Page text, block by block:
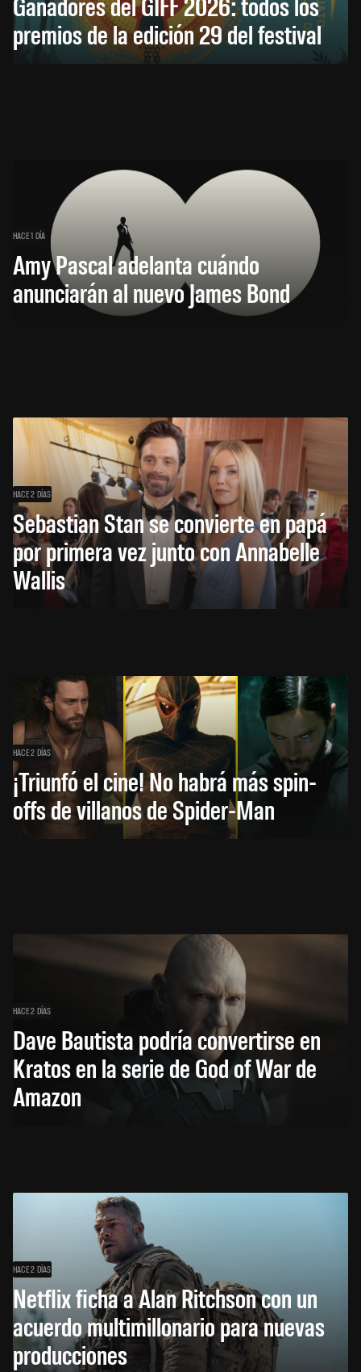
premios de la edición 29 del festival
HACE 1 DÍA
Amy Pascal adelanta cuándo
anunciarán al nuevo James Bond
HACE 2 DÍAS
Sebastian Stan se convierte en papá
por primera vez junto con Annabelle
Wallis
HACE 2 DÍAS
¡Triunfó el cine! No habrá más spin-
offs de villanos de Spider-Man
HACE 2 DÍAS
Dave Bautista podría convertirse en
Kratos en la serie de God of War de
Amazon
HACE 2 DÍAS
Netflix ficha a Alan Ritchson con un
acuerdo multimillonario para nuevas
producciones